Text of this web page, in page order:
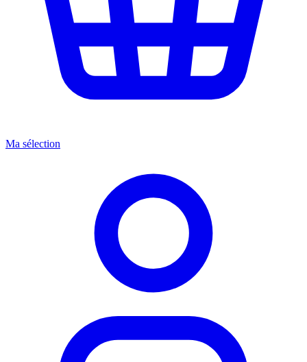
Ma sélection